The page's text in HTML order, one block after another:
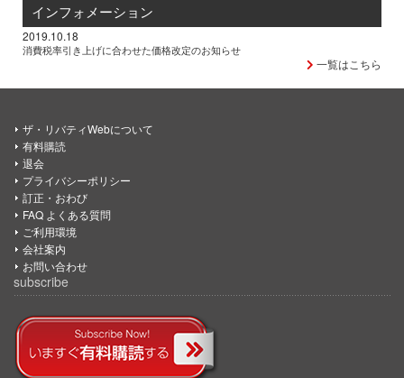
インフォメーション
2019.10.18
消費税率引き上げに合わせた価格改定のお知らせ
一覧はこちら
ザ・リバティWebについて
有料購読
退会
プライバシーポリシー
訂正・おわび
FAQ よくある質問
ご利用環境
会社案内
お問い合わせ
subscribe